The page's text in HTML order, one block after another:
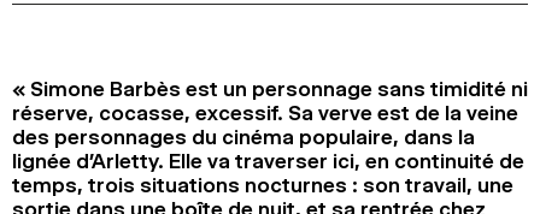
« Simone Barbès est un personnage sans timidité ni
réserve, cocasse, excessif. Sa verve est de la veine
des personnages du cinéma populaire, dans la
lignée d’Arletty. Elle va traverser ici, en continuité de
temps, trois situations nocturnes : son travail, une